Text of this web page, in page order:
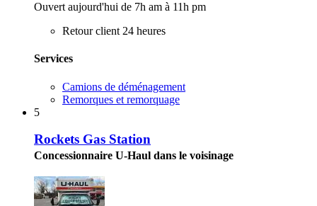
Ouvert aujourd'hui de 7h am à 11h pm
Retour client 24 heures
Services
Camions de déménagement
Remorques et remorquage
5
Rockets Gas Station
Concessionnaire U-Haul dans le voisinage